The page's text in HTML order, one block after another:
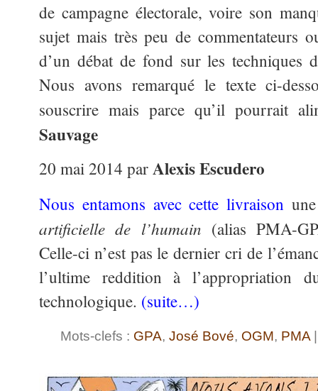
de campagne électorale, voire son
sujet mais très peu de commentateurs
d’un débat de fond sur les techniques
Nous avons remarqué le texte ci-
souscrire mais parce qu’il pourrait
Sauvage
20 mai 2014 parAlexis Escudero
Nous entamons avec cette livraison
artificielle de l’humain (alias PMA-
Celle-ci n’est pas le dernier cri de
l’ultime reddition à l’appropriation
technologique. (suite…)
Mots-clefs : GPA, José Bové, OGM, PMA